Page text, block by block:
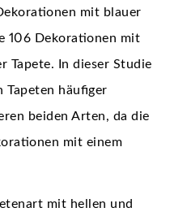
mit blauer
106 Dekorationen mit
Tapete. In dieser Studie
häufiger
beiden Arten, da die
mit einem
mit hellen und